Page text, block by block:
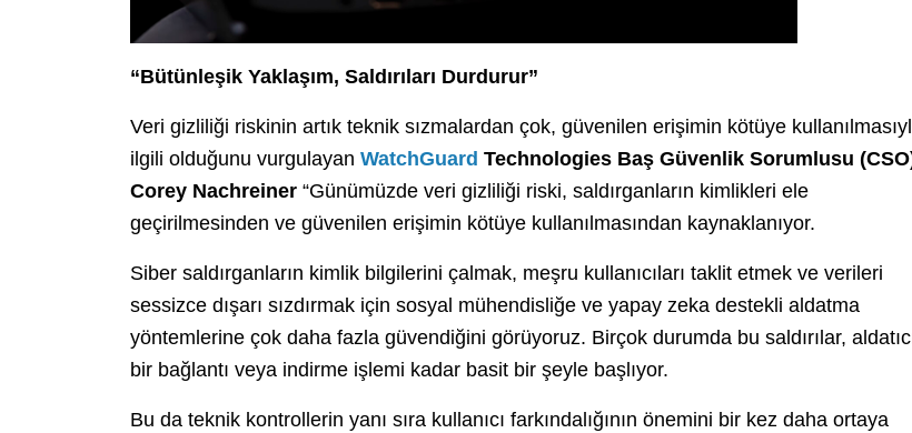
“Bütünleşik Yaklaşım, Saldırıları Durdurur”
Veri gizliliği riskinin artık teknik sızmalardan çok, güvenilen erişimin kötüye
ilgili olduğunu vurgulayan WatchGuard Technologies Baş Güvenlik Sorumlusu
Corey Nachreiner “Günümüzde veri gizliliği riski, saldırganların kimlikleri ele
geçirilmesinden ve güvenilen erişimin kötüye kullanılmasından kaynaklanıyor.
Siber saldırganların kimlik bilgilerini çalmak, meşru kullanıcıları taklit etmek ve verileri
sessizce dışarı sızdırmak için sosyal mühendisliğe ve yapay zeka destekli aldatma
yöntemlerine çok daha fazla güvendiğini görüyoruz. Birçok durumda bu saldırılar,
bir bağlantı veya indirme işlemi kadar basit bir şeyle başlıyor.
Bu da teknik kontrollerin yanı sıra kullanıcı farkındalığının önemini bir kez daha ortaya